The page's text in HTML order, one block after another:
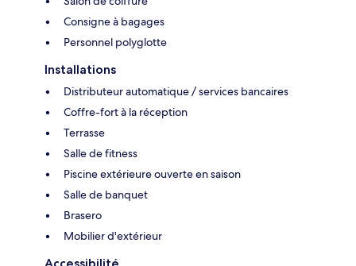
Consigne à bagages
Personnel polyglotte
Installations
Distributeur automatique / services bancaires
Coffre-fort à la réception
Terrasse
Salle de fitness
Piscine extérieure ouverte en saison
Salle de banquet
Brasero
Mobilier d'extérieur